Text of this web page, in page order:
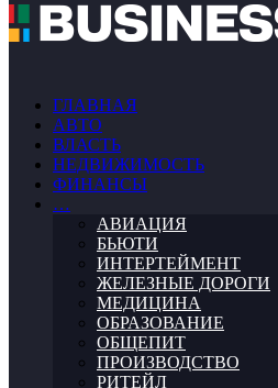
ГЛАВНАЯ
АВТО
ВЛАСТЬ
НЕДВИЖИМОСТЬ
ФИНАНСЫ
…
АВИАЦИЯ
БЬЮТИ
ИНТЕРТЕЙМЕНТ
ЖЕЛЕЗНЫЕ ДОРОГИ
МЕДИЦИНА
ОБРАЗОВАНИЕ
ОБЩЕПИТ
ПРОИЗВОДСТВО
РИТЕЙЛ